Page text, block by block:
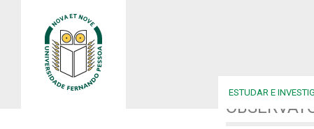
ESTUDAR E
•OBSERVATÓRIOS